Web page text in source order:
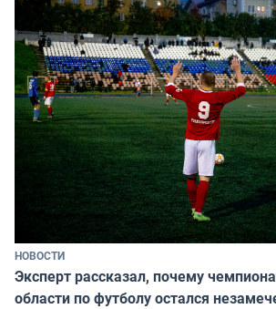
НОВОСТИ
Эксперт рассказал, почему
области по футболу остался